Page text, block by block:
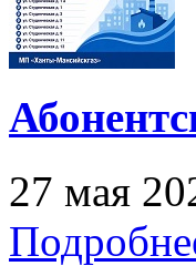
27 мая